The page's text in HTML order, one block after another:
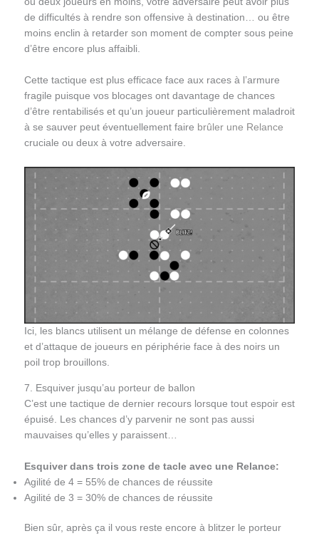
de difficultés à rendre son offensive à destination… ou être
moins enclin à retarder son moment de compter sous peine
d’être encore plus affaibli.
Cette tactique est plus efficace face aux races à l’armure
fragile puisque vos blocages ont davantage de chances
d’être rentabilisés et qu’un joueur particulièrement maladroit
à se sauver peut éventuellement faire brûler une Relance
cruciale ou deux à votre adversaire.
Ici, les blancs utilisent un mélange de défense en colonnes
et d’attaque de joueurs en périphérie face à des noirs un
poil trop brouillons.
7. Esquiver jusqu’au porteur de ballon
C’est une tactique de dernier recours lorsque tout espoir est
épuisé. Les chances d’y parvenir ne sont pas aussi
mauvaises qu’elles y paraissent…
Esquiver dans trois zone de tacle avec une Relance:
Agilité de 4 = 55% de chances de réussite
Agilité de 3 = 30% de chances de réussite
Bien sûr, après ça il vous reste encore à blitzer le porteur